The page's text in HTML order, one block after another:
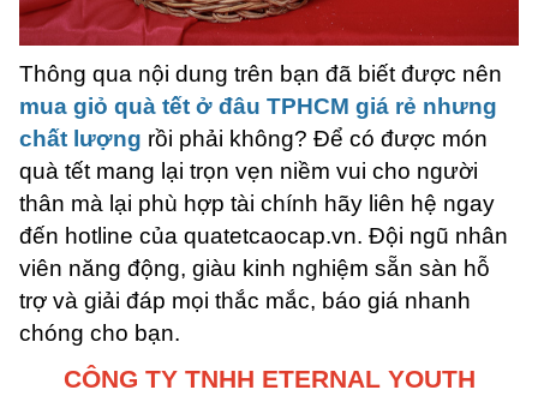
Thông qua nội dung trên bạn đã biết được nên
mua giỏ quà tết ở đâu TPHCM giá rẻ nhưng
chất lượng rồi phải không? Để có được món
quà tết mang lại trọn vẹn niềm vui cho người
thân mà lại phù hợp tài chính hãy liên hệ ngay
đến hotline của quatetcaocap.vn. Đội ngũ nhân
viên năng động, giàu kinh nghiệm sẵn sàn hỗ
trợ và giải đáp mọi thắc mắc, báo giá nhanh
chóng cho bạn.
CÔNG TY TNHH ETERNAL YOUTH